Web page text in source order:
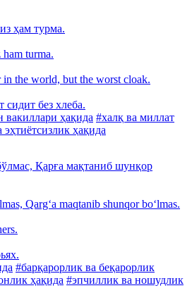
ҳам турма.
turma.
in the world, but the worst cloak.
сидит без хлеба.
вакиллари ҳақида #халқ ва миллат
эҳтиётсизлик ҳақида
Қарға мақтаниб шунқор
Qarg‘a maqtanib shunqor bo‘lmas.
#барқарорлик ва беқарорлик
ҳақида #эпчиллик ва ношудлик